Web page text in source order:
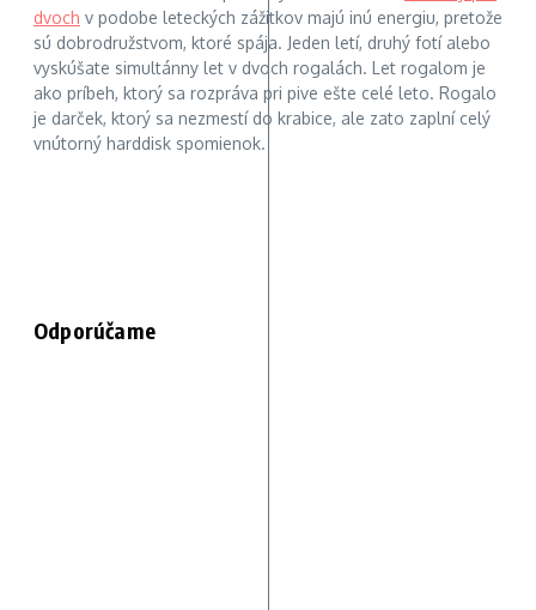
dvoch v podobe leteckých zážitkov majú inú energiu, pretože
sú dobrodružstvom, ktoré spája. Jeden letí, druhý fotí alebo
vyskúšate simultánny let v dvoch rogalách. Let rogalom je
ako príbeh, ktorý sa rozpráva pri pive ešte celé leto. Rogalo
je darček, ktorý sa nezmestí do krabice, ale zato zaplní celý
vnútorný harddisk spomienok.
Odporúčame